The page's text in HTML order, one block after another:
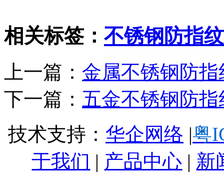
相关标签： 不锈钢防指
上一篇： 金属不锈钢防
下一篇： 五金不锈钢防
技术支持： 华企网络 |粤
于我们 | 产品中心 | 新